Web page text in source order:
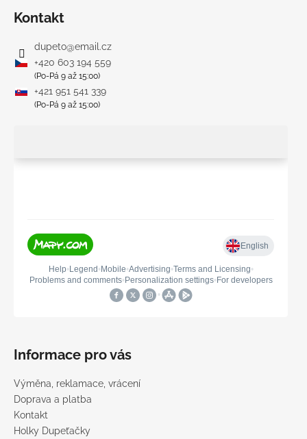
Kontakt
dupeto@email.cz
+420 603 194 559
(Po-Pá 9 až 15:00)
+421 951 541 339
(Po-Pá 9 až 15:00)
Informace pro vás
Výměna, reklamace, vrácení
Doprava a platba
Kontakt
Holky Dupeťačky